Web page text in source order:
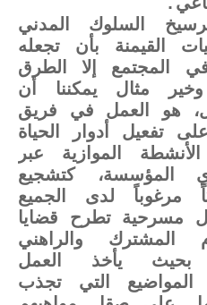
السلوك المدني
القيمنة بأن تجعله
المجتمع إلا الطرق
وخير مثال يمكننا أن
هو العمل في فريق
تفعيل أدوار الحياة
الموازية عبر
المؤسسة، كتشجيع
مرغوباً لدى الجميع
مسرحية تطرح قضايا
المشترك والراهني
بحيث يأخذ العمل
التي تجذب